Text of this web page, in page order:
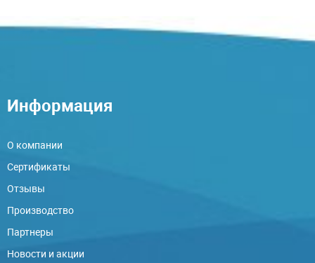
Информация
О компании
Сертификаты
Отзывы
Производство
Партнеры
Новости и акции